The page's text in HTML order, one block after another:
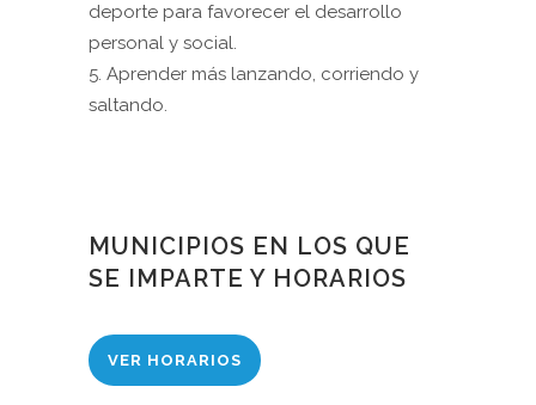
deporte para favorecer el desarrollo
personal y social.
5. Aprender más lanzando, corriendo y
saltando.
MUNICIPIOS EN LOS QUE
SE IMPARTE Y HORARIOS
VER HORARIOS